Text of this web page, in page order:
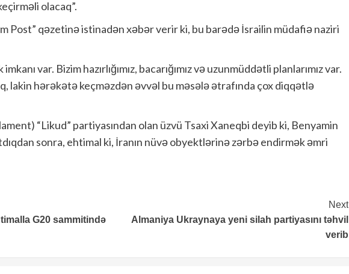
olacaq”.
Post” qəzetinə istinadən xəbər verir ki, bu barədə İsrailin müdafiə naziri
var. Bizim hazırlığımız, bacarığımız və uzunmüddətli planlarımız var.
lakin hərəkətə keçməzdən əvvəl bu məsələ ətrafında çox diqqətlə
“Likud” partiyasından olan üzvü Tsaxi Xaneqbi deyib ki, Benyamin
sonra, ehtimal ki, İranın nüvə obyektlərinə zərbə endirmək əmri
G20 sammitində
Next
Almaniya Ukraynaya yeni silah partiyasını təhvil
verib